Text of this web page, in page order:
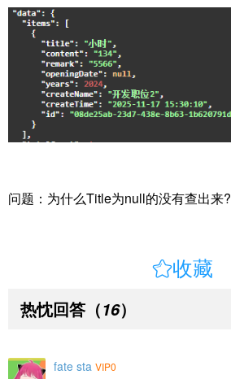
问题：为什么Title为null的没有查出来?
收藏
热忱回答 （16）
fate sta VIP0